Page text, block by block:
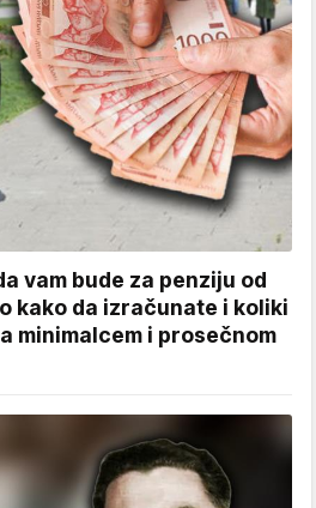
vam bude za penziju od
kako da izračunate i koliki
minimalcem i prosečnom